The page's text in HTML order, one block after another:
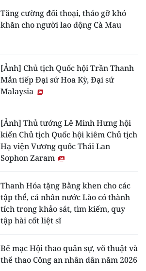
Tăng cường đối thoại, tháo gỡ khó
khăn cho người lao động Cà Mau
[Ảnh] Chủ tịch Quốc hội Trần Thanh
Mẫn tiếp Đại sứ Hoa Kỳ, Đại sứ
Malaysia
[Ảnh] Thủ tướng Lê Minh Hưng hội
kiến Chủ tịch Quốc hội kiêm Chủ tịch
Hạ viện Vương quốc Thái Lan
Sophon Zaram
Thanh Hóa tặng Bằng khen cho các
tập thể, cá nhân nước Lào có thành
tích trong khảo sát, tìm kiếm, quy
tập hài cốt liệt sĩ
Bế mạc Hội thao quân sự, võ thuật và
thể thao Công an nhân dân năm 2026